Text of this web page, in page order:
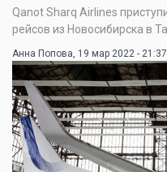
Qanot Sharq Airlines
рейсов из Новосибирска в
Анна Попова, 19 мар 2022 - 21:37